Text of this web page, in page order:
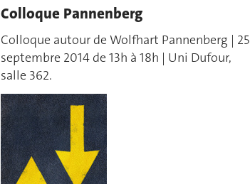
Colloque Pannenberg
Colloque autour de Wolfhart Pannenberg | 25
septembre 2014 de 13h à 18h | Uni Dufour,
salle 362.